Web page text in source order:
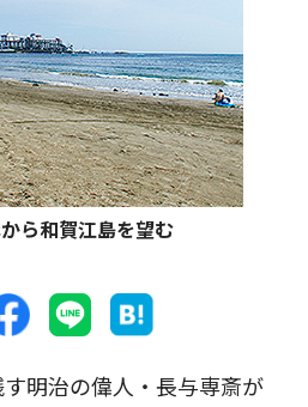
ら和賀江島を望む
明治の偉人・長与専斎が